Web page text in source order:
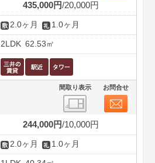
435,000円 20,000円
2.0ヶ月 1.0ヶ月
2LDK 62.53㎡
間取り表示 お問合せ
244,000円 10,000円
2.0ヶ月 1.0ヶ月